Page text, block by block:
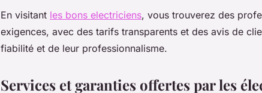
En visitant les bons electriciens, vous trouverez des
exigences, avec des tarifs transparents et des avis de
fiabilité et de leur professionnalisme.
Services et garanties offertes par les